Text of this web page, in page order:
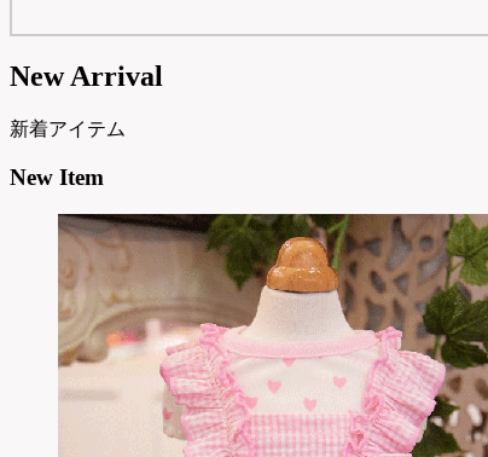
New Arrival
新着アイテム
New Item